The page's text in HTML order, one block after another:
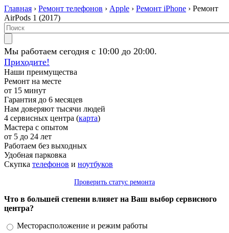
Главная › Ремонт телефонов › Apple › Ремонт iPhone › Ремонт
AirPods 1 (2017)
Мы работаем сегодня с 10:00 до 20:00.
Приходите!
Наши преимущества
Ремонт на месте
от 15 минут
Гарантия до 6 месяцев
Нам доверяют тысячи людей
4 сервисных центра (карта)
Мастера с опытом
от 5 до 24 лет
Работаем без выходных
Удобная парковка
Скупка телефонов и ноутбуков
Проверить статус ремонта
Что в большей степени влияет на Ваш выбор сервисного
центра?
Варианты
Месторасположение и режим работы